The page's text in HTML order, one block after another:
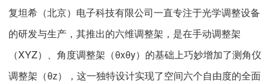
复坦希（北京）电子科技有限公司一直专注于光学调整设备
的研发与生产，其推出的六维调整架，是在手动调整架
（XYZ）、角度调整架（θxθy）的基础上巧妙增加了测角仪
调整架（θz），这一独特设计实现了空间六个自由度的全面